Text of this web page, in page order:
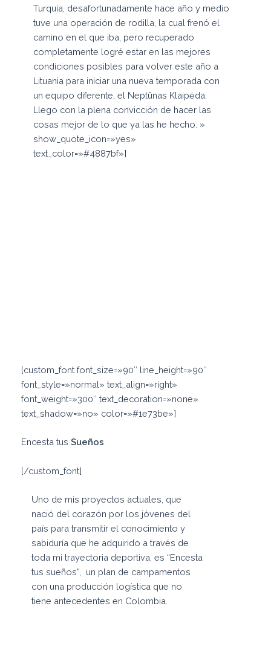
Turquía, desafortunadamente hace año y medio
tuve una operación de rodilla, la cual frenó el
camino en el que iba, pero recuperado
completamente logré estar en las mejores
condiciones posibles para volver este año a
Lituania para iniciar una nueva temporada con
un equipo diferente, el Neptūnas Klaipėda.
Llego con la plena convicción de hacer las
cosas mejor de lo que ya las he hecho. »
show_quote_icon=»yes»
text_color=»#4887bf»]
[custom_font font_size=»90″ line_height=»90″
font_style=»normal» text_align=»right»
font_weight=»300″ text_decoration=»none»
text_shadow=»no» color=»#1e73be»]
Encesta tus Sueños
[/custom_font]
Uno de mis proyectos actuales, que
nació del corazón por los jóvenes del
país para transmitir el conocimiento y
sabiduría que he adquirido a través de
toda mi trayectoria deportiva, es “Encesta
tus sueños”, un plan de campamentos
con una producción logística que no
tiene antecedentes en Colombia.